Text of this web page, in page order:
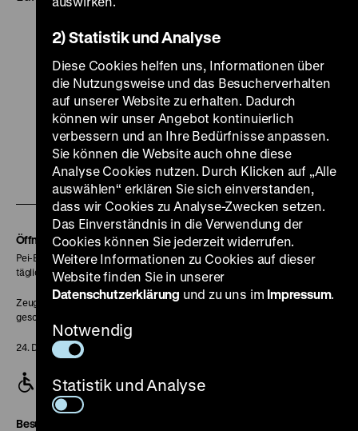
nach
Zu
unserer
Instagram
Seite
Zu
unserer
YouTube
Seite
Zu
unserer
Facebook
Seite
Zu
unserer
LinkedIn
Seite
Seite
Zu
unserer
Soundcloud
Seite
Öffnungszeiten
Pei-Bau:
täglich 10-18 Uhr
Zeughaus:
geschlossen
24. Dezember geschlossen
Besucherservice
2) Statistik und Analyse
Diese Cookies helfen uns, Informationen über
die Nutzungsweise und das Besucherverhalten
auf unserer Website zu erhalten. Dadurch
können wir unser Angebot kontinuierlich
verbessern und an Ihre Bedürfnisse anpassen.
Sie können die Website auch ohne diese
Analyse Cookies nutzen. Durch Klicken auf „Alle
auswählen“ erklären Sie sich einverstanden,
dass wir Cookies zu Analyse-Zwecken setzen.
Das Einverständnis in die Verwendung der
Cookies können Sie jederzeit widerrufen.
Weitere Informationen zu Cookies auf dieser
Website finden Sie in unserer
Datenschutzerklärung und zu uns im Impressum.
Notwendig
Statistik und Analyse